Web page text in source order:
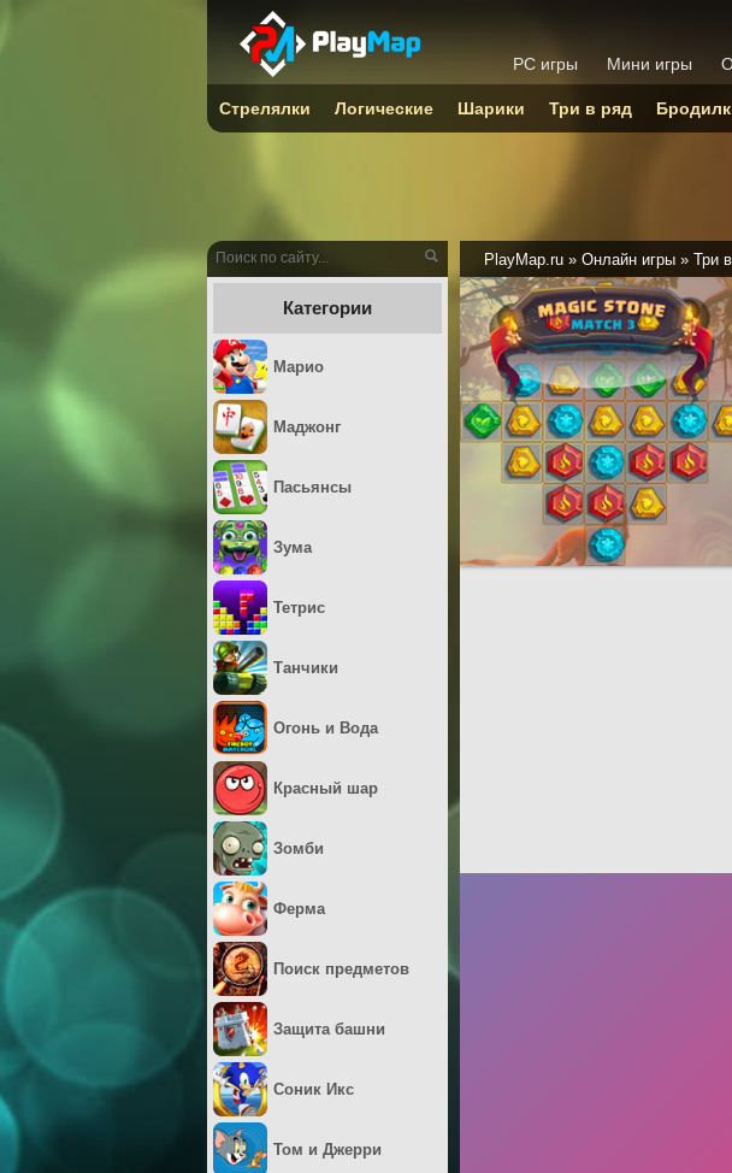
PlayMap.ru » Онлайн игры » Три
Категории
Марио
Маджонг
Пасьянсы
Зума
Тетрис
Танчики
Огонь и Вода
Красный шар
Зомби
Ферма
Поиск предметов
Защита башни
Соник Икс
Том и Джерри
PC игры Мини игры
Стрелялки Логические Шарики Три в ряд